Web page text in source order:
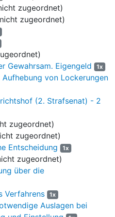
anstaltsintern
nicht zwingend
in die JVA E. verlegt worden.
Ausgang im Umfang von 5
auf 12 Std./Woche und ab
erweitert wurde.
des
vom 03.01.2024 für
an die
abgegeben hatte, hat der
in Umstellung
beantragt festzustellen, dass
10.08.2024 rechtswidrig
vom 05.07.2024 hat die
des Landgerichts Bielefeld
Entscheidung
zugeordnet)
zugeordnet)
Gewahrsam. Eigengeld
1x
Aufhebung von Lockerungen
(2. Strafsenat) - 2
zugeordnet)
zugeordnet)
Entscheidung
1x
zugeordnet)
über die
Verfahrens 1x
Auslagen bei